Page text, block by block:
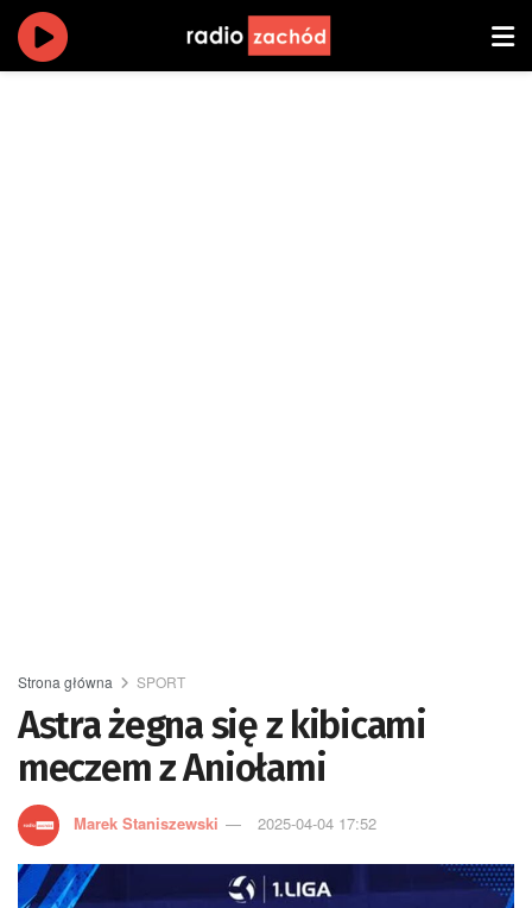
Strona główna SPORT
Astra żegna się z kibicami
meczem z Aniołami
Marek Staniszewski 2025-04-04 17:52